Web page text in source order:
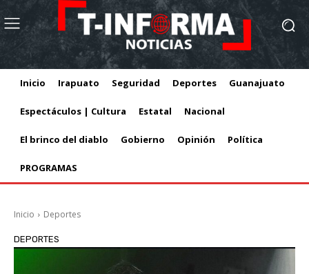
Inicio Irapuato Seguridad Deportes Guanajuato
Espectáculos | Cultura Estatal Nacional
El brinco del diablo Gobierno Opinión Política
PROGRAMAS
Inicio Deportes
DEPORTES